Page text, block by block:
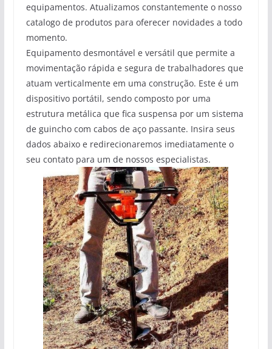
equipamentos. Atualizamos constantemente o nosso
catalogo de produtos para oferecer novidades a todo
momento.
Equipamento desmontável e versátil que permite a
movimentação rápida e segura de trabalhadores que
atuam verticalmente em uma construção. Este é um
dispositivo portátil, sendo composto por uma
estrutura metálica que fica suspensa por um sistema
de guincho com cabos de aço passante. Insira seus
dados abaixo e redirecionaremos imediatamente o
seu contato para um de nossos especialistas.